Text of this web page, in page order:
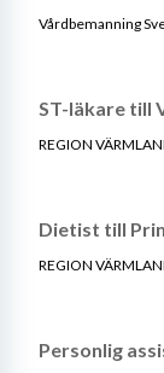
Vårdbemanning
ST-läkare till
REGION
Dietist till
REGION
Personlig